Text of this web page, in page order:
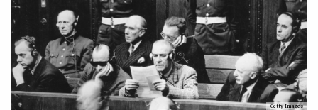
Getty Images